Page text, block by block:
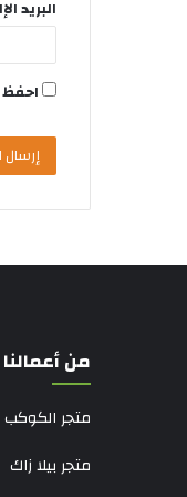
البريد
احفظ
من أعمالنا
متجر
متجر بيلا زاك